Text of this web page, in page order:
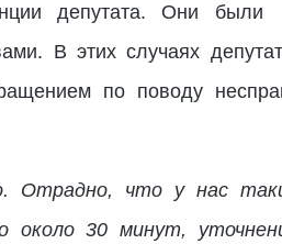
депутата. Они были
В этих случаях
по поводу
Отрадно, что у нас
30 минут,